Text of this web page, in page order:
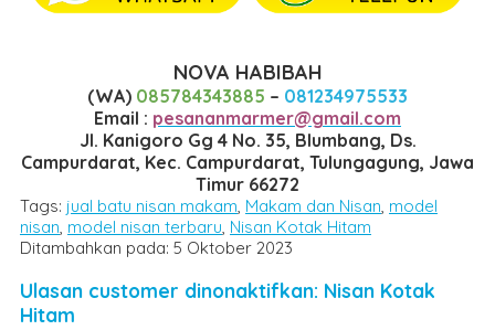
NOVA HABIBAH
(WA) 085784343885 – 081234975533
Email : pesananmarmer@gmail.com
Jl. Kanigoro Gg 4 No. 35, Blumbang, Ds.
Campurdarat, Kec. Campurdarat, Tulungagung, Jawa
Timur 66272
Tags: jual batu nisan makam, Makam dan Nisan, model
nisan, model nisan terbaru, Nisan Kotak Hitam
Ditambahkan pada: 5 Oktober 2023
Ulasan customer dinonaktifkan: Nisan Kotak
Hitam